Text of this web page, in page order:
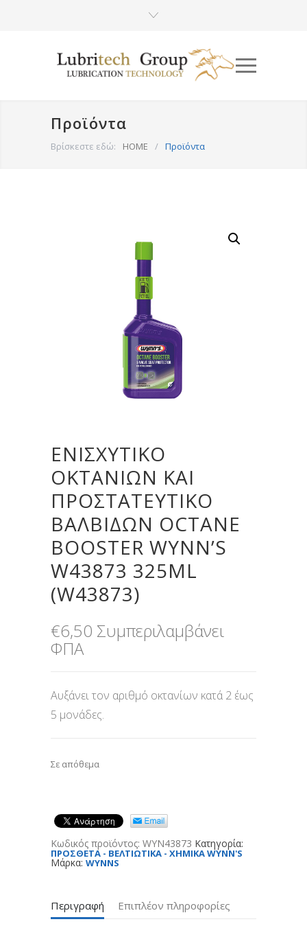
Προϊόντα
Βρίσκεστε εδώ: HOME / Προϊόντα
ΕΝΙΣΧΥΤΙΚΌ
ΟΚΤΑΝΊΩΝ ΚΑΙ
ΠΡΟΣΤΑΤΕΥΤΙΚΌ
ΒΑΛΒΊΔΩΝ OCTANE
BOOSTER WYNN’S
W43873 325ML
(W43873)
€6,50 Συμπεριλαμβάνει
ΦΠΑ
Αυξάνει τον αριθμό οκτανίων κατά 2 έως
5 μονάδες.
Σε απόθεμα
Κωδικός προϊόντος: WYN43873 Κατηγορία:
ΠΡΟΣΘΕΤΑ - ΒΕΛΤΙΩΤΙΚΑ - ΧΗΜΙΚΑ WYNN'S
Μάρκα: WYNNS
Περιγραφή Επιπλέον πληροφορίες